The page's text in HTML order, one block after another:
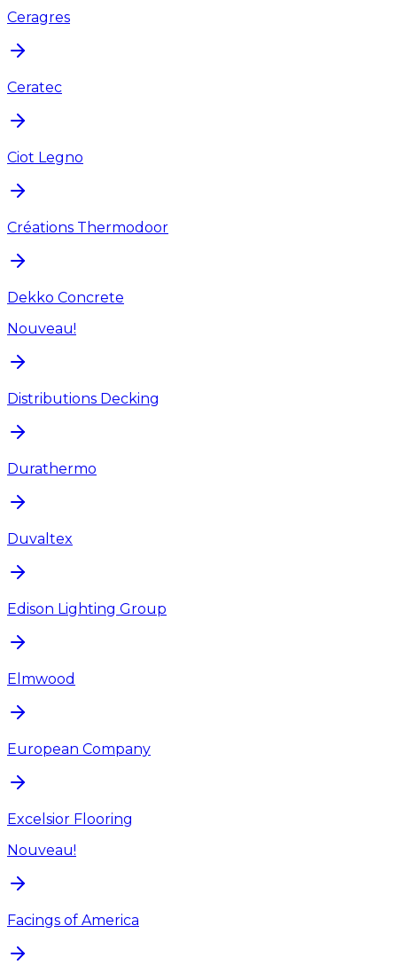
Ceragres
Ceratec
Ciot Legno
Créations Thermodoor
Dekko Concrete
Nouveau!
Distributions Decking
Durathermo
Duvaltex
Edison Lighting Group
Elmwood
European Company
Excelsior Flooring
Nouveau!
Facings of America